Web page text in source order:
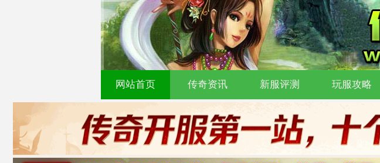
网站首页 传奇资讯 新服评测 玩服攻略